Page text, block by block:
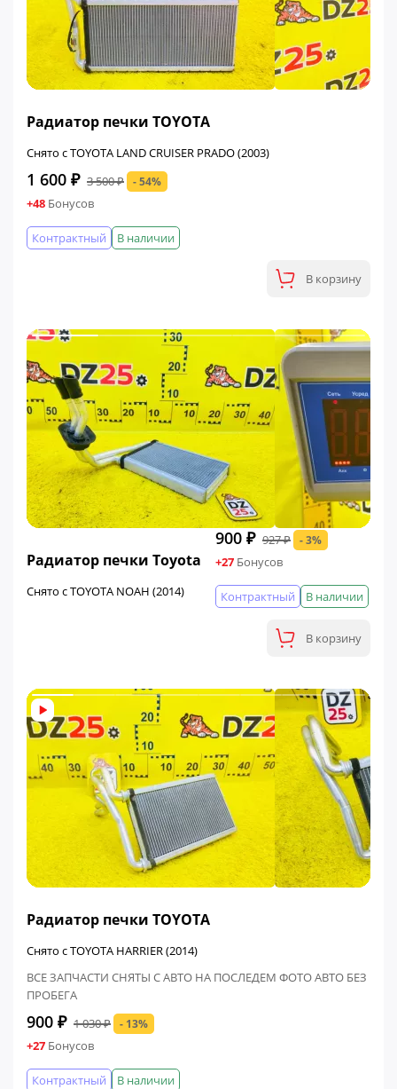
Радиатор печки TOYOTA
Снято с TOYOTA LAND CRUISER PRADO (2003)
1 600 ₽ 3 500 ₽ - 54%
+48 Бонусов
В наличии
Контрактный
В корзину
Радиатор печки Toyota
Снято с TOYOTA NOAH (2014)
900 ₽ 927 ₽ - 3%
+27 Бонусов
В наличии
Контрактный
В корзину
Радиатор печки TOYOTA
Снято с TOYOTA HARRIER (2014)
ВСЕ ЗАПЧАСТИ СНЯТЫ С АВТО НА ПОСЛЕДЕМ ФОТО АВТО БЕЗ
ПРОБЕГА
900 ₽ 1 030 ₽ - 13%
+27 Бонусов
В наличии
Контрактный